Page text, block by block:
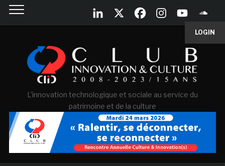
LOGIN
L'innovation technologique et sociale au service du
patrimoine et de la culture